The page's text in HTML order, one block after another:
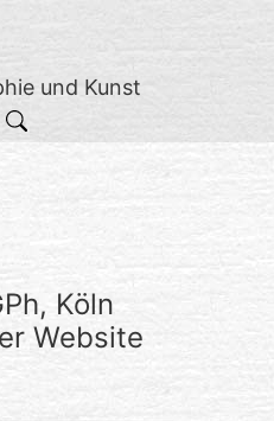
und Kunst
Köln
Website